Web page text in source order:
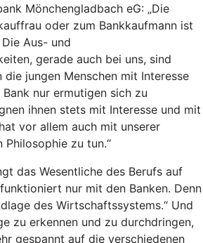
Mönchengladbach eG: „Die
oder zum Bankkaufmann ist
Aus- und
gerade auch bei uns, sind
die jungen Menschen mit Interesse
nur ermutigen sich zu
ihnen stets mit Interesse und mit
vor allem auch mit unserer
Philosophie zu tun.“
das Wesentliche des Berufs auf
nur mit den Banken. Denn
des Wirtschaftssystems.“ Und
zu erkennen und zu durchdringen,
gespannt auf die verschiedenen